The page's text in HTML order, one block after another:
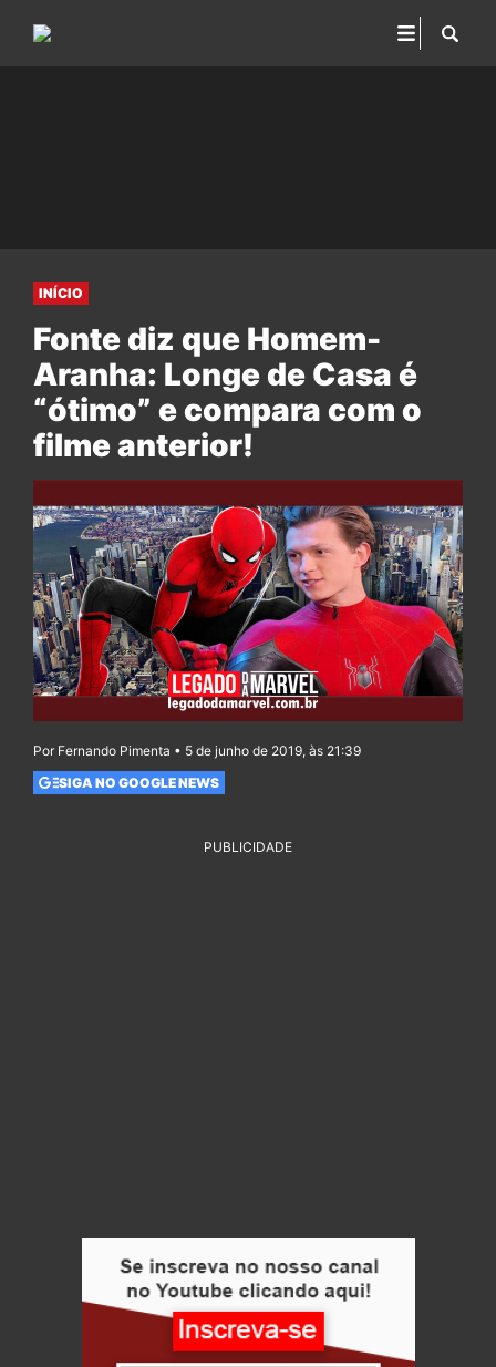
INÍCIO
Fonte diz que Homem-
Aranha: Longe de Casa é
“ótimo” e compara com o
filme anterior!
Por Fernando Pimenta • 5 de junho de 2019, às 21:39
SIGA NO GOOGLE NEWS
PUBLICIDADE